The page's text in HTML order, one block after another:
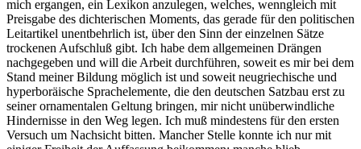
mich ergangen, ein Lexikon anzulegen, welches, wenngleich mit
Preisgabe des dichterischen Moments, das gerade für den politischen
Leitartikel unentbehrlich ist, über den Sinn der einzelnen Sätze
trockenen Aufschluß gibt. Ich habe dem allgemeinen Drängen
nachgegeben und will die Arbeit durchführen, soweit es mir bei dem
Stand meiner Bildung möglich ist und soweit neugriechische und
hyperboräische Sprachelemente, die den deutschen Satzbau erst zu
seiner ornamentalen Geltung bringen, mir nicht unüberwindliche
Hindernisse in den Weg legen. Ich muß mindestens für den ersten
Versuch um Nachsicht bitten. Mancher Stelle konnte ich nur mit